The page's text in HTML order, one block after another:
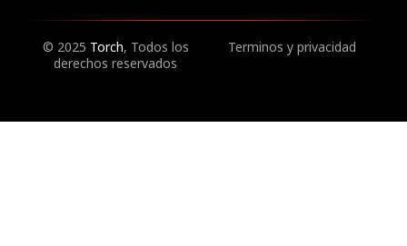
© 2025 Torch, Todos los
derechos reservados
Terminos y privacidad